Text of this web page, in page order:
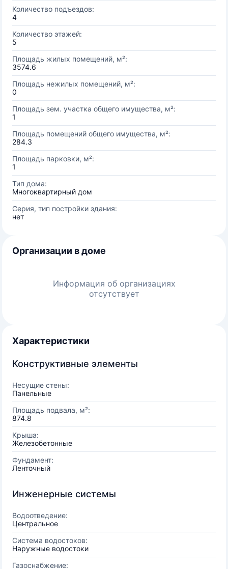
Количество подъездов:
4
Количество этажей:
5
Площадь жилых помещений, м²:
3574.6
Площадь нежилых помещений, м²:
0
Площадь зем. участка общего имущества, м²:
1
Площадь помещений общего имущества, м²:
284.3
Площадь парковки, м²:
1
Тип дома:
Многоквартирный дом
Серия, тип постройки здания:
нет
Организации в доме
Информация об организациях
отсутствует
Характеристики
Конструктивные элементы
Несущие стены:
Панельные
Площадь подвала, м²:
874.8
Крыша:
Железобетонные
Фундамент:
Ленточный
Инженерные системы
Водоотведение:
Центральное
Система водостоков:
Наружные водостоки
Газоснабжение: